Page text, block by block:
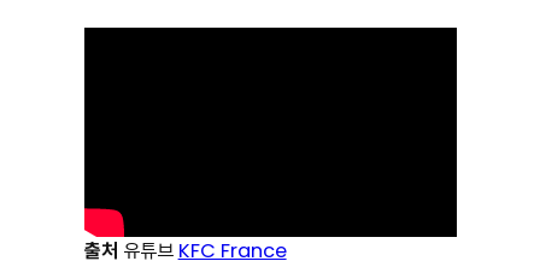
출처 유튜브 KFC France